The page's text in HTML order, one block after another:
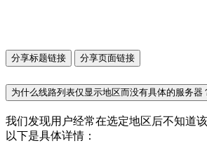
分享标题链接 分享页面链接
为什么线路列表仅显示地区而没有具体的服务器
我们发现用户经常在选定地区后不知道
以下是具体详情：